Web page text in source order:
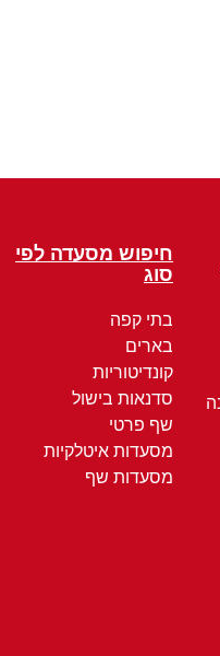
חיפוש מסעדה לפי
סוג
בתי קפה
בארים
קונדיטוריות
סדנאות בישול
שף פרטי
מסעדות איטלקיות
מסעדות שף